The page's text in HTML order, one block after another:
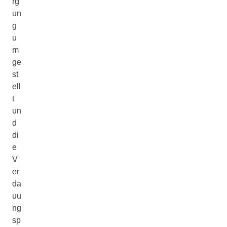
un
g
u
m
ge
st
ell
t
un
d
di
e
V
er
da
uu
ng
sp